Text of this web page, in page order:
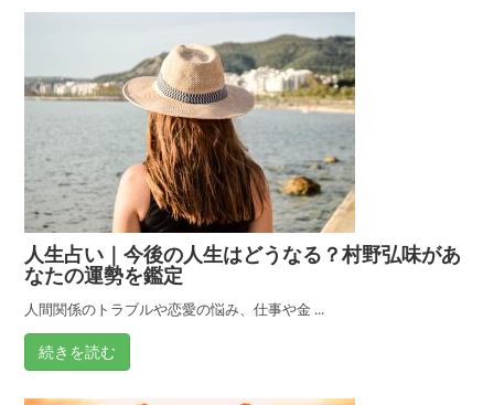
人生占い｜今後の人生はどうなる？村野弘味があ
なたの運勢を鑑定
人間関係のトラブルや恋愛の悩み、仕事や金 ...
続きを読む